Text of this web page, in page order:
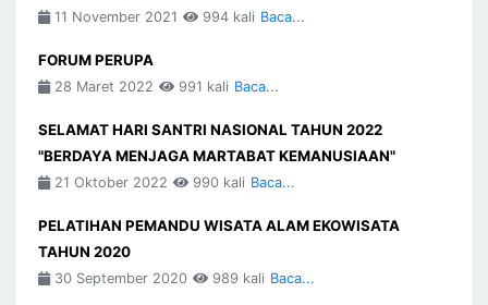
11 November 2021 994 kali Baca...
FORUM PERUPA
28 Maret 2022 991 kali Baca...
SELAMAT HARI SANTRI NASIONAL TAHUN 2022
"BERDAYA MENJAGA MARTABAT KEMANUSIAAN"
21 Oktober 2022 990 kali Baca...
PELATIHAN PEMANDU WISATA ALAM EKOWISATA
TAHUN 2020
30 September 2020 989 kali Baca...